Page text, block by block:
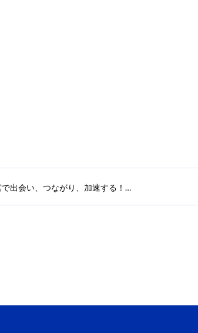
宇都宮で出会い、つながり、加速する！「宇都宮アクセラレーター2021」がスタートアップ＆事業家を募集開始！